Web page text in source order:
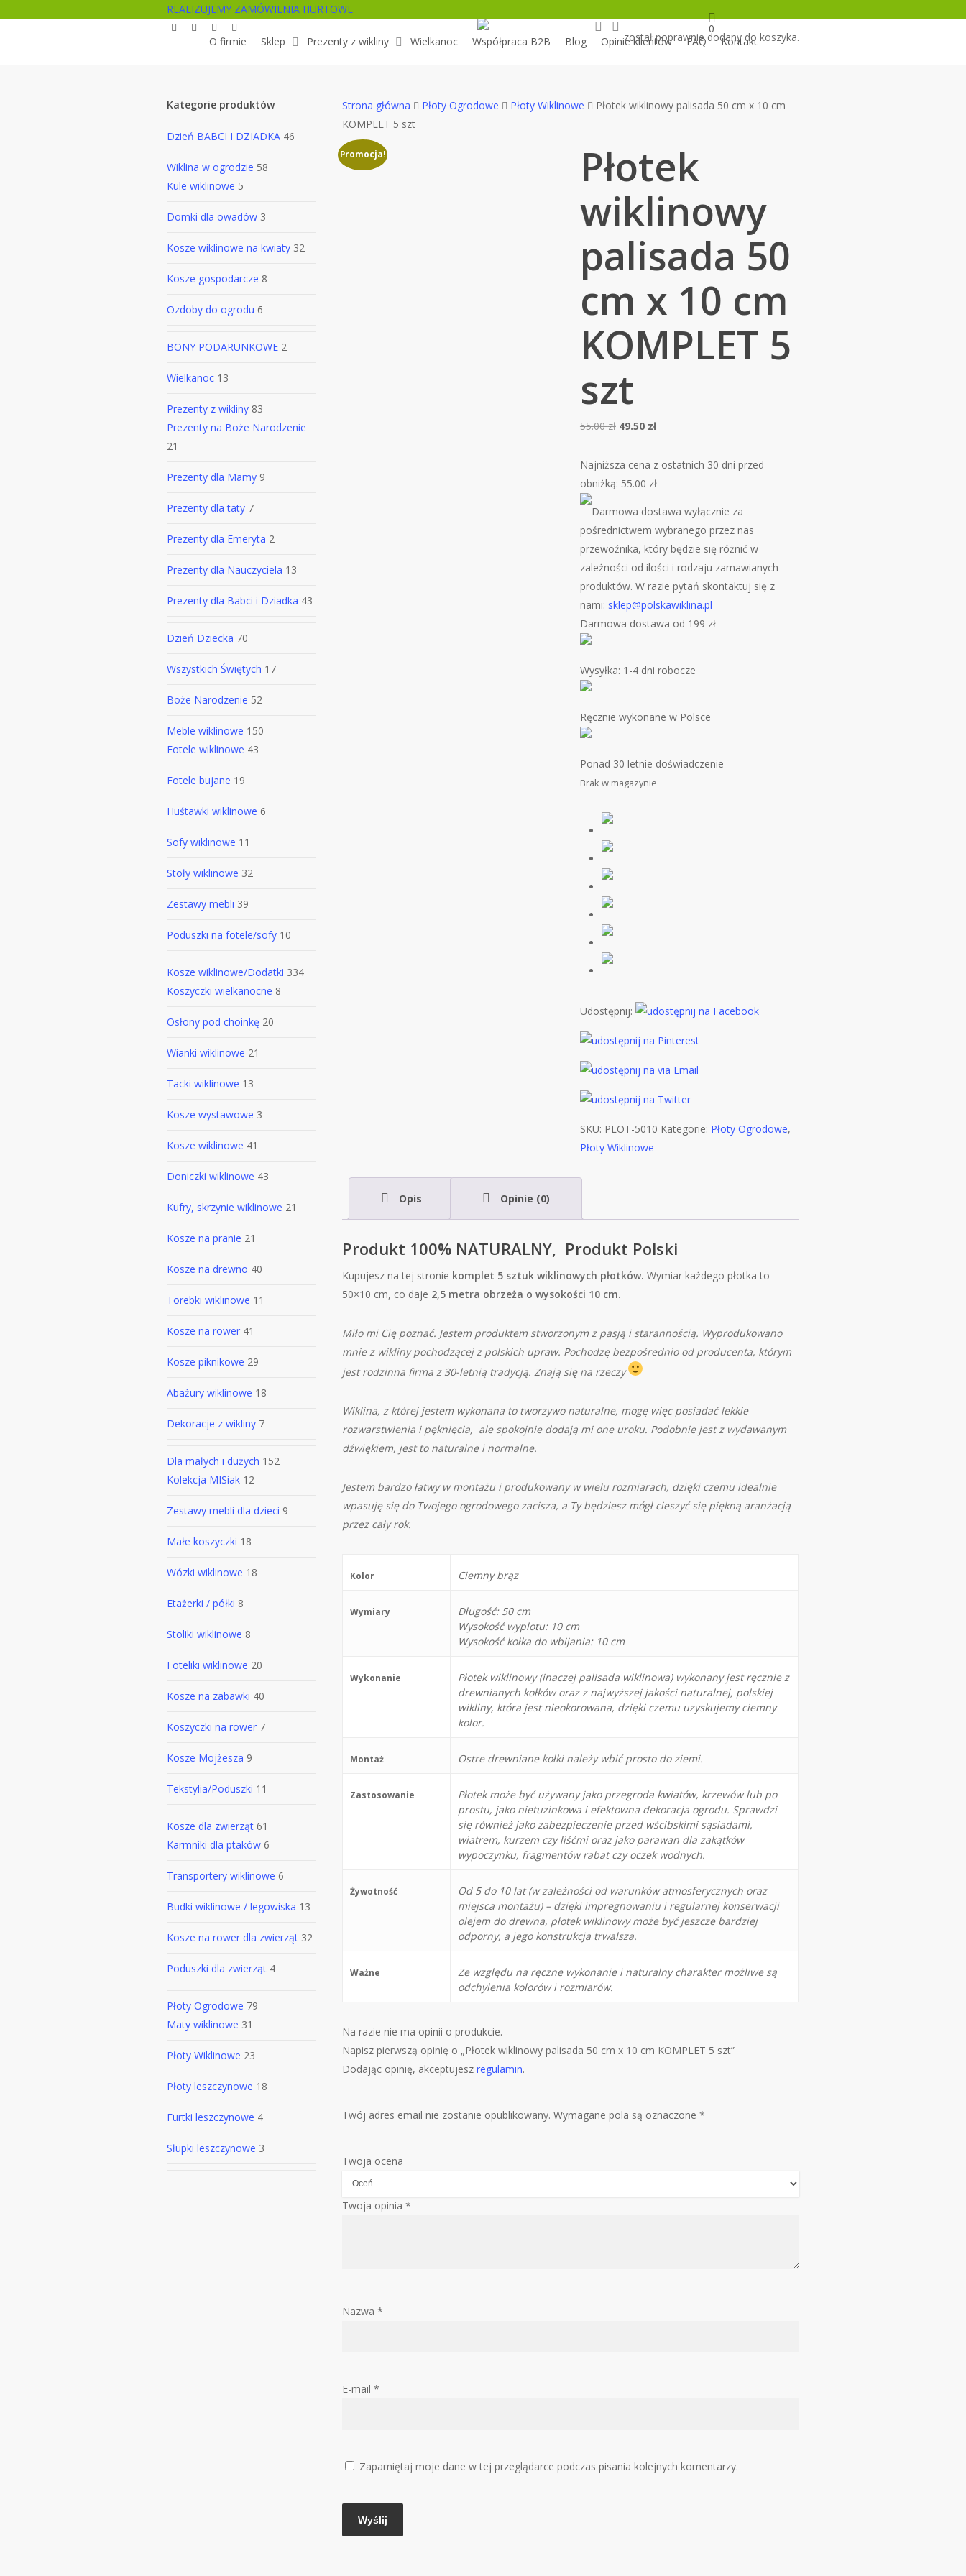
REALIZUJEMY ZAMÓWIENIA HURTOWE
facebook
pinterestyoutubeinstagram search 0
został poprawnie dodany do koszyka.
O firmie Sklep Prezenty z wikliny Wielkanoc Współpraca B2B Blog Opinie klientów FAQ Kontakt
Kategorie produktów
Dzień BABCI I DZIADKA 46
Wiklina w ogrodzie 58
Kule wiklinowe 5
Domki dla owadów 3
Kosze wiklinowe na kwiaty 32
Kosze gospodarcze 8
Ozdoby do ogrodu 6
BONY PODARUNKOWE 2
Wielkanoc 13
Prezenty z wikliny 83
Prezenty na Boże Narodzenie
21
Prezenty dla Mamy 9
Prezenty dla taty 7
Prezenty dla Emeryta 2
Prezenty dla Nauczyciela 13
Prezenty dla Babci i Dziadka 43
Dzień Dziecka 70
Wszystkich Świętych 17
Boże Narodzenie 52
Meble wiklinowe 150
Fotele wiklinowe 43
Fotele bujane 19
Huśtawki wiklinowe 6
Sofy wiklinowe 11
Stoły wiklinowe 32
Zestawy mebli 39
Poduszki na fotele/sofy 10
Kosze wiklinowe/Dodatki 334
Koszyczki wielkanocne 8
Osłony pod choinkę 20
Wianki wiklinowe 21
Tacki wiklinowe 13
Kosze wystawowe 3
Kosze wiklinowe 41
Doniczki wiklinowe 43
Kufry, skrzynie wiklinowe 21
Kosze na pranie 21
Kosze na drewno 40
Torebki wiklinowe 11
Kosze na rower 41
Kosze piknikowe 29
Abażury wiklinowe 18
Dekoracje z wikliny 7
Dla małych i dużych 152
Kolekcja MISiak 12
Zestawy mebli dla dzieci 9
Małe koszyczki 18
Wózki wiklinowe 18
Etażerki / półki 8
Stoliki wiklinowe 8
Foteliki wiklinowe 20
Kosze na zabawki 40
Koszyczki na rower 7
Kosze Mojżesza 9
Tekstylia/Poduszki 11
Kosze dla zwierząt 61
Karmniki dla ptaków 6
Transportery wiklinowe 6
Budki wiklinowe / legowiska 13
Kosze na rower dla zwierząt 32
Poduszki dla zwierząt 4
Płoty Ogrodowe 79
Maty wiklinowe 31
Płoty Wiklinowe 23
Płoty leszczynowe 18
Furtki leszczynowe 4
Słupki leszczynowe 3
Strona główna Płoty Ogrodowe Płoty Wiklinowe
Płotek wiklinowy palisada 50 cm x 10 cm
KOMPLET 5 szt
Promocja!
Płotek
wiklinowy
palisada 50
cm x 10 cm
KOMPLET 5
szt
55.00zł Pierwotna
wynosiła:
55.00 zł.
49.50 złAktualna
wynosi:
49.50 zł.
Najniższa cena z ostatnich 30 dni przed
obniżką: 55.00 zł
Darmowa dostawa wyłącznie za
pośrednictwem wybranego przez nas
przewoźnika, który będzie się różnić w
zależności od ilości i rodzaju zamawianych
produktów. W razie pytań skontaktuj się z
nami: sklep@polskawiklina.pl
Darmowa dostawa od 199 zł
Wysyłka: 1-4 dni robocze
Ręcznie wykonane w Polsce
Ponad 30 letnie doświadczenie
Brak w magazynie
Udostępnij:
SKU: PLOT-5010 Kategorie: Płoty Ogrodowe,
Płoty Wiklinowe
Opis Opinie (0)
Produkt 100% NATURALNY, Produkt Polski
Kupujesz na tej stronie komplet 5 sztuk wiklinowych płotków.Wymiar każdego płotka to
50×10 cm, co daje 2,5 metra obrzeża o wysokości 10 cm.
Miło mi Cię poznać. Jestem produktem stworzonym z pasją i starannością. Wyprodukowano
mnie z wikliny pochodzącej z polskich upraw. Pochodzę bezpośrednio od producenta, którym
jest rodzinna firma z 30-letnią tradycją. Znają się na rzeczy
Wiklina, z której jestem wykonana to tworzywo naturalne, mogę więc posiadać lekkie
rozwarstwienia i pęknięcia, ale spokojnie dodają mi one uroku. Podobnie jest z wydawanym
dźwiękiem, jest to naturalne i normalne.
Jestem bardzo łatwy w montażu i produkowany w wielu rozmiarach, dzięki czemu idealnie
wpasuję się do Twojego ogrodowego zacisza, a Ty będziesz mógł cieszyć się piękną aranżacją
przez cały rok.
Kolor Ciemny brąz
Wymiary
Długość: 50 cm
Wysokość wyplotu: 10 cm
Wysokość kołka do wbijania: 10 cm
Wykonanie
Płotek wiklinowy (inaczej palisada wiklinowa) wykonany jest ręcznie z
drewnianych kołków oraz z najwyższej jakości naturalnej, polskiej
wikliny, która jest nieokorowana, dzięki czemu uzyskujemy ciemny
kolor.
Montaż Ostre drewniane kołki należy wbić prosto do ziemi.
Zastosowanie
Płotek może być używany jako przegroda kwiatów, krzewów lub po
prostu, jako nietuzinkowa i efektowna dekoracja ogrodu. Sprawdzi
się również jako zabezpieczenie przed wścibskimi sąsiadami,
wiatrem, kurzem czy liśćmi oraz jako parawan dla zakątków
wypoczynku, fragmentów rabat czy oczek wodnych.
Żywotność
Od 5 do 10 lat (w zależności od warunków atmosferycznych oraz
miejsca montażu) – dzięki impregnowaniu i regularnej konserwacji
olejem do drewna, płotek wiklinowy może być jeszcze bardziej
odporny, a jego konstrukcja trwalsza.
Ważne
Ze względu na ręczne wykonanie i naturalny charakter możliwe są
odchylenia kolorów i rozmiarów.
Na razie nie ma opinii o produkcie.
Napisz pierwszą opinię o „Płotek wiklinowy palisada 50 cm x 10 cm KOMPLET 5 szt”
Dodając opinię, akceptujeszregulamin.
Twój adres email nie zostanie opublikowany. Wymagane pola są oznaczone*
Twoja ocena
Twoja opinia*
Nazwa*
E-mail*
Zapamiętaj moje dane w tej przeglądarce podczas pisania kolejnych komentarzy.